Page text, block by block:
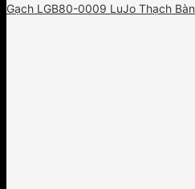
Gạch LGB80-0009 LuJo Thạch Bàn